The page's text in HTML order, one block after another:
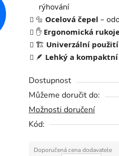
rýhování
🔩 Ocelová čepel –
✋ Ergonomická
🏗️ Univerzální použití
🪶 Lehký a
Dostupnost
Můžeme doručit do:
Možnosti doručení
Kód: